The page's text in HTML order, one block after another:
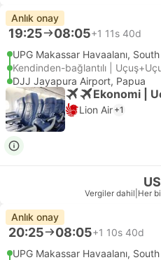
Anlık onay
19:25 08:05+1 11s 40d
UPG Makassar Havaalanı,
Kendinden-bağlantılı |
DJJ Jayapura Airport, Papua
Ekonomi |
Lion Air +1
Vergiler dahil Her
Anlık onay
20:25 08:05+1 10s 40d
UPG Makassar Havaalanı,